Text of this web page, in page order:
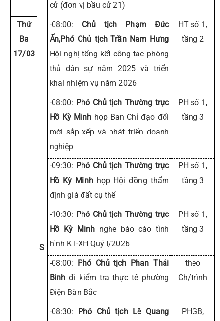
cử (đơn vị bầu cử 21)
Thứ
Ba
17/03
S
-08:00: Chủ tịch Phạm Đức
Ấn,Phó Chủ tịch Trần Nam Hưng
Hội nghị tổng kết công tác phòng
thủ dân sự năm 2025 và triển
khai nhiệm vụ năm 2026
HT số 1,
tầng 2
-08:00: Phó Chủ tịch Thường trực
Hồ Kỳ Minh họp Ban Chỉ đạo đổi
mới sắp xếp và phát triển doanh
nghiệp
PH số 1,
tầng 3
-09:30: Phó Chủ tịch Thường trực
Hồ Kỳ Minhhọp Hội đồng thẩm
định giá đất cụ thể
PH số 1,
tầng 3
-10:30: Phó Chủ tịch Thường trực
Hồ Kỳ Minh nghe báo cáo tình
hình KT-XH Quý I/2026
PH số 1,
tầng 3
-08:00: Phó Chủ tịch Phan Thái
Bình đi kiểm tra thực tế phường
Điện Bàn Bắc
theo
Ch/trình
-08:30: Phó Chủ tịch Lê Quang
PHGB,